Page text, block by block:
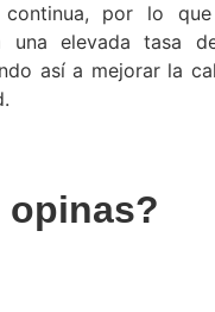
continua, por lo
una elevada tasa
así a mejorar la
opinas?